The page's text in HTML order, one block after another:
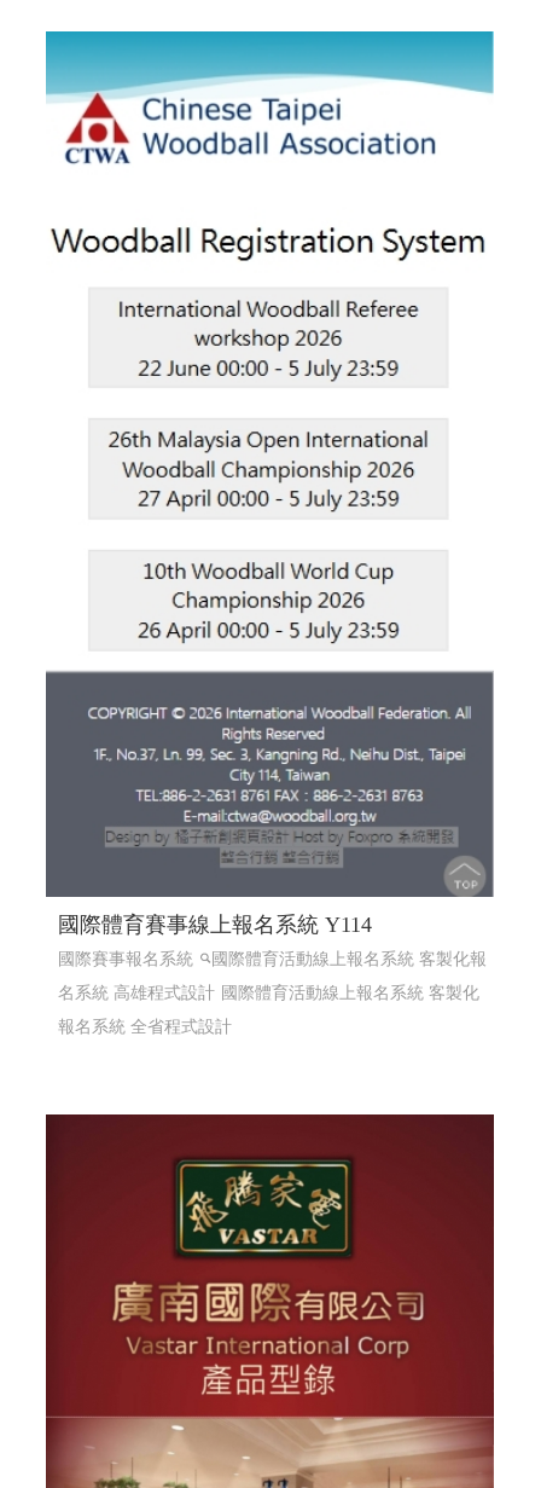
國際體育賽事線上報名系統 Y114
國際賽事報名系統
國際體育活動線上報名系統 客製化報
名系統 高雄程式設計 國際體育活動線上報名系統 客製化
報名系統 全省程式設計